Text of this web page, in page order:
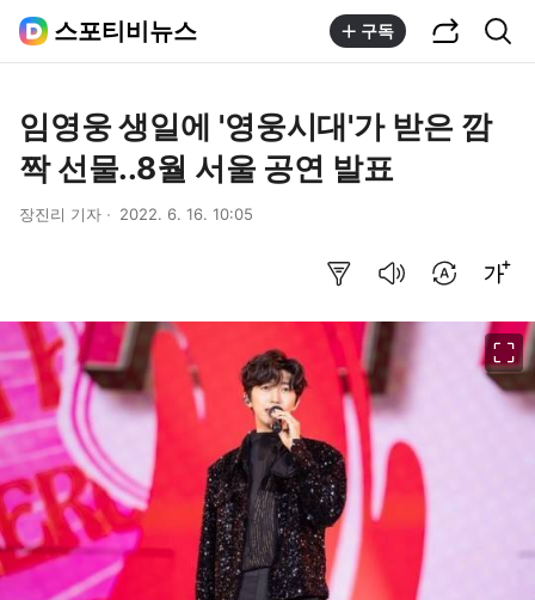
스포티비뉴스 구독
임영웅 생일에 '영웅시대'가 받은 깜
짝 선물..8월 서울 공연 발표
장진리 기자 2022. 6. 16. 10:05